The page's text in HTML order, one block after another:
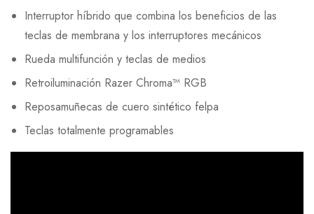
Interruptor híbrido que combina los beneficios de las
teclas de membrana y los interruptores mecánicos
Rueda multifunción y teclas de medios
Retroiluminación Razer Chroma™ RGB
Reposamuñecas de cuero sintético felpa
Teclas totalmente programables